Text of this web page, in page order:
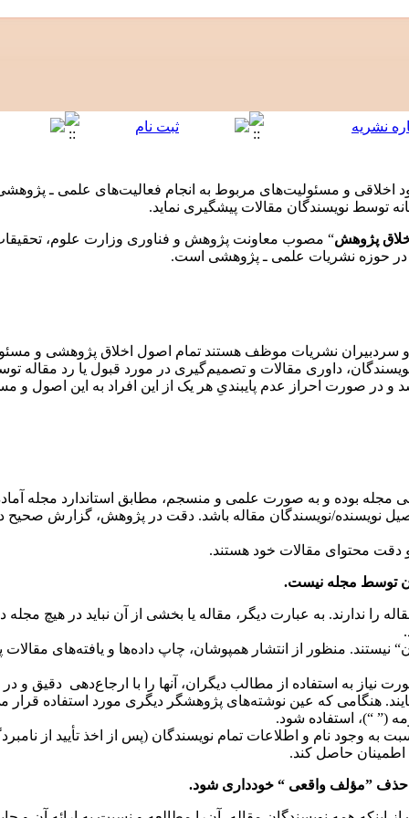
اخلاقی و مسئولیت‌های مربوط به انجام فعالیت‌های علمی ـ
توسط نویسندگان مقالات پیشگیری نماید.
پژوهش“ مصوب معاونت پژوهش و فناوری وزارت علوم، تحقیقات
در حوزه نشریات علمی ـ پژوهشی است.
و سردبیران نشریات موظف هستند تمام اصول اخلاق پژوهشی و
داوری مقالات و تصمیم‌گیری در مورد قبول یا رد مقاله
و در صورت احراز عدم پایبندیِ هر یک از این افراد به این اصول و
مجله بوده و به صورت علمی و منسجم، مطابق استاندارد مجله
نویسنده/نویسندگان مقاله باشد. دقت در پژوهش، گزارش صحیح
محتوای مقالات خود هستند.
را ندارند. به عبارت دیگر، مقاله یا بخشی از آن نباید در هیچ
نیستند. منظور از انتشار همپوشان، چاپ داده‌ها و یافته‌های
نیاز به استفاده از مطالب دیگران، آنها را با ارجاع‌دهی دقیق
هنگامی که عین نوشته‌های پژوهشگر دیگری مورد استفاده قرار
(” “)، استفاده شود.
به وجود نام و اطلاعات تمام نویسندگان (پس از اخذ تأیید از
اطمینان حاصل کند.
حذف ”مؤلف واقعی “ خودداری شود.